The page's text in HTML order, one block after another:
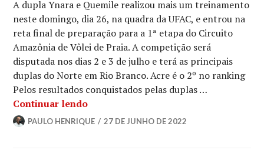
A dupla Ynara e Quemile realizou mais um treinamento
neste domingo, dia 26, na quadra da UFAC, e entrou na
reta final de preparação para a 1ª etapa do Circuito
Amazônia de Vôlei de Praia. A competição será
disputada nos dias 2 e 3 de julho e terá as principais
duplas do Norte em Rio Branco. Acre é o 2º no ranking
Pelos resultados conquistados pelas duplas …
Continuar lendo
PAULO HENRIQUE 27 DE JUNHO DE 2022